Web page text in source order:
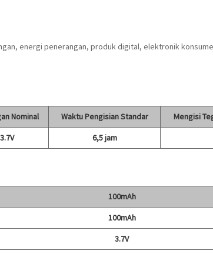
energi penerangan, produk digital, elektronik
Nominal Waktu Pengisian Standar
Mengisi
3.7V 6,5 jam
100mAh
100mAh
3.7V